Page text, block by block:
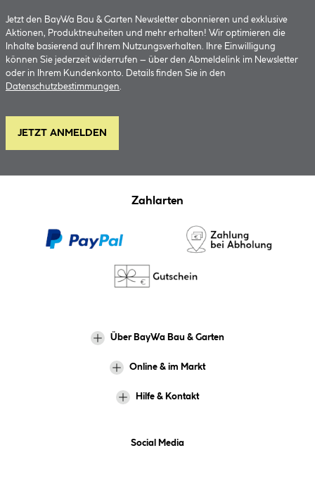
Jetzt den BayWa Bau & Garten Newsletter abonnieren und exklusive
Aktionen, Produktneuheiten und mehr erhalten! Wir optimieren die
Inhalte basierend auf Ihrem Nutzungsverhalten. Ihre Einwilligung
können Sie jederzeit widerrufen – über den Abmeldelink im Newsletter
oder in Ihrem Kundenkonto. Details finden Sie in den
Datenschutzbestimmungen.
JETZT ANMELDEN
Zahlarten
Über BayWa Bau & Garten
Online & im Markt
Hilfe & Kontakt
Social Media